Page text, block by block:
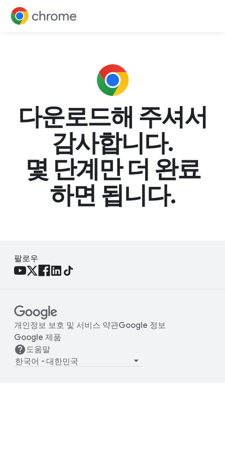
다운로드해 주셔서
감사합니다.
몇 단계만 더 완료
하면 됩니다.
팔로우
개인정보 보호 및 서비스 약관Google 정보
Google 제품
도움말